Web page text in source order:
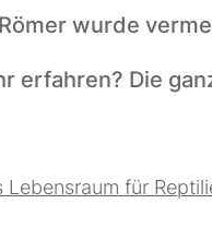
wurde
Lebensraum für